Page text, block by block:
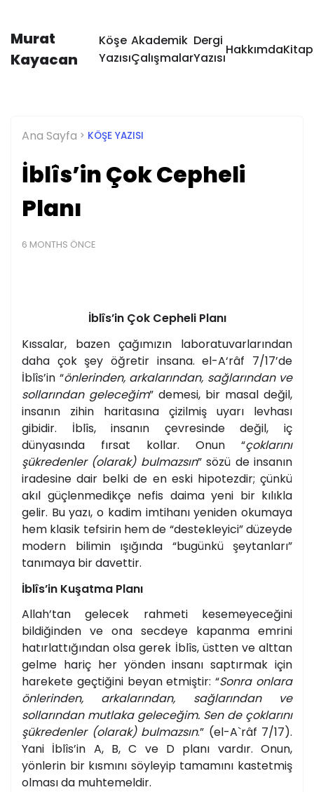
Murat
Kayacan
Köşe
Yazısı
Akademik
Çalışmalar
Dergi
Yazısı
HakkımdaKitap
Ana Sayfa KÖŞE YAZISI
İblîs’in Çok Cepheli
Planı
6 MONTHS ÖNCE
İblîs’in Çok Cepheli Planı
Kıssalar, bazen çağımızın laboratuvarlarından
daha çok şey öğretir insana. el-A‘râf 7/17’de
İblîs’in “önlerinden, arkalarından, sağlarından ve
sollarından geleceğim” demesi, bir masal değil,
insanın zihin haritasına çizilmiş uyarı levhası
gibidir. İblîs, insanın çevresinde değil, iç
dünyasında fırsat kollar. Onun “çoklarını
şükredenler (olarak) bulmazsın” sözü de insanın
iradesine dair belki de en eski hipotezdir; çünkü
akıl güçlenmedikçe nefis daima yeni bir kılıkla
gelir. Bu yazı, o kadim imtihanı yeniden okumaya
hem klasik tefsirin hem de “destekleyici” düzeyde
modern bilimin ışığında “bugünkü şeytanları”
tanımaya bir davettir.
İblîs’in Kuşatma Planı
Allah’tan gelecek rahmeti kesemeyeceğini
bildiğinden ve ona secdeye kapanma emrini
hatırlattığından olsa gerek İblîs, üstten ve alttan
gelme hariç her yönden insanı saptırmak için
harekete geçtiğini beyan etmiştir: “Sonra onlara
önlerinden, arkalarından, sağlarından ve
sollarından mutlaka geleceğim. Sen de çoklarını
şükredenler (olarak) bulmazsın.” (el-A`râf 7/17).
Yani İblîs’in A, B, C ve D planı vardır. Onun,
yönlerin bir kısmını söyleyip tamamını kastetmiş
olması da muhtemeldir.